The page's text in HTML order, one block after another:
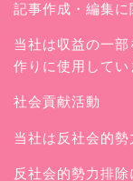
記事作成・編集
当社は収益の一
作りに使用してい
社会貢献活動
当社は反社会的勢
反社会的勢力排